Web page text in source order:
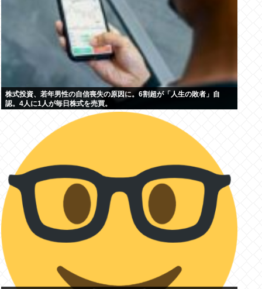
株式投資、若年男性の自信喪失の原因に。6割超が「人生の敗者」自
認。4人に1人が毎日株式を売買。